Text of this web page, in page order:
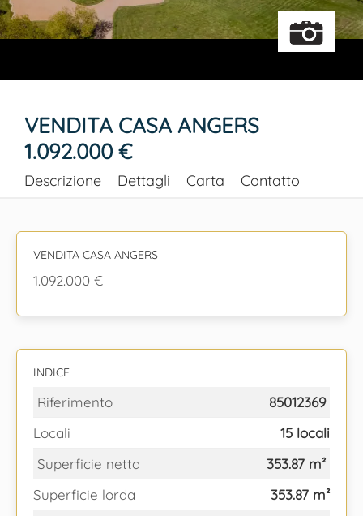
VENDITA CASA ANGERS
1.092.000 €
Descrizione Dettagli Carta Contatto
VENDITA CASA ANGERS
1.092.000 €
INDICE
Riferimento
85012369
Locali
15 locali
Superficie netta
353.87 m²
Superficie lorda
353.87 m²